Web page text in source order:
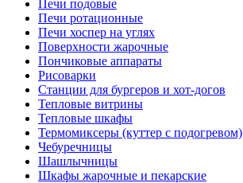
Печи подовые
Печи ротационные
Печи хоспер на углях
Поверхности жарочные
Пончиковые аппараты
Рисоварки
Станции для бургеров и хот-догов
Тепловые витрины
Тепловые шкафы
Термомиксеры (куттер с подогревом)
Чебуречницы
Шашлычницы
Шкафы жарочные и пекарские